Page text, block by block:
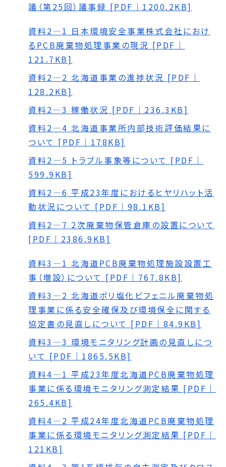
議（第25回）議事録 [PDF｜1200.2KB]
資料2―1 日本環境安全事業株式会社におけ
るPCB廃棄物処理事業の現況 [PDF｜
121.7KB]
資料2―2 北海道事業の進捗状況 [PDF｜
128.2KB]
資料2―3 稼働状況 [PDF｜236.3KB]
資料2―4 北海道事業所内部技術評価結果に
ついて [PDF｜178KB]
資料2―5 トラブル事象等について [PDF｜
599.9KB]
資料2―6 平成23年度におけるヒヤリハット活
動状況について [PDF｜98.1KB]
資料2―7 2次廃棄物保管倉庫の設置について
[PDF｜2386.9KB]
資料3―1 北海道PCB廃棄物処理施設設置工
事（増設）について [PDF｜767.8KB]
資料3―2 北海道ポリ塩化ビフェニル廃棄物処
理事業に係る安全確保及び環境保全に関する
協定書の見直しについて [PDF｜84.9KB]
資料3―3 環境モニタリング計画の見直しにつ
いて [PDF｜1865.5KB]
資料4―1 平成23年度北海道PCB廃棄物処理
事業に係る環境モニタリング測定結果 [PDF｜
265.4KB]
資料4―2 平成24年度北海道PCB廃棄物処理
事業に係る環境モニタリング測定結果 [PDF｜
121KB]